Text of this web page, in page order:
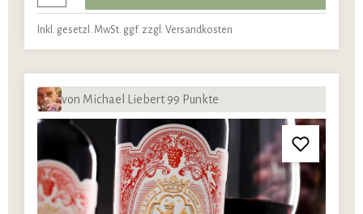
Inkl. gesetzl. MwSt. ggf. zzgl. Versandkosten
von Michael Liebert 99 Punkte